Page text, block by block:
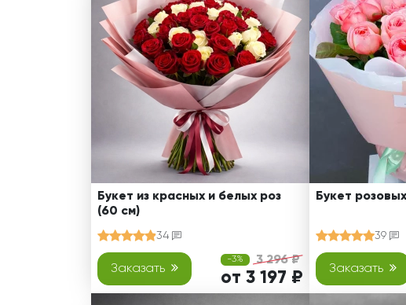
Букет из красных и белых роз
(60 см)
34
Заказать
-3% 3 296 ₽
от 3 197 ₽
Букет
39
Заказать